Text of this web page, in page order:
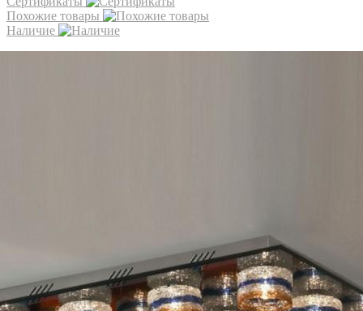
Похожие товары
Наличие